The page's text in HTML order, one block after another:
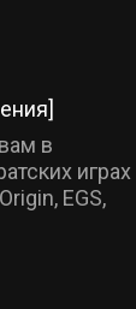
в
играх
EGS,